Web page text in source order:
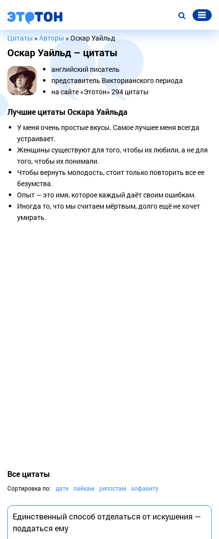
Цитаты » Авторы » Оскар Уайльд
Оскар Уайльд – цитаты
английский писатель
представитель Викторианского периода
на сайте «Этотон» 294 цитаты
Лучшие цитаты Оскара Уайльда
У меня очень простые вкусы. Самое лучшее меня всегда
устраивает.
Женщины существуют для того, чтобы их любили, а не для
того, чтобы их понимали.
Чтобы вернуть молодость, стоит только повторить все ее
безумства.
Опыт — это имя, которое каждый даёт своим ошибкам.
Иногда то, что мы считаем мёртвым, долго ещё не хочет
умирать.
Все цитаты
Сортировка по: дате лайкам репостам алфавиту
Единственный способ отделаться от искушения —
поддаться ему